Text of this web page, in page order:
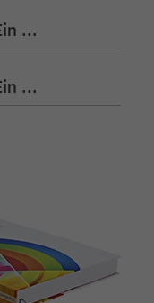
...
...